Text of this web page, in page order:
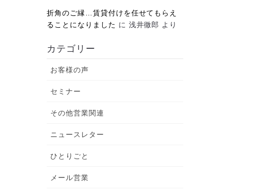
折角のご縁…賃貸付けを任せてもらえ
ることになりました に 浅井徹郎 より
カテゴリー
お客様の声
セミナー
その他営業関連
ニュースレター
ひとりごと
メール営業